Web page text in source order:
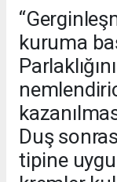
kuruma
Duş
tipine